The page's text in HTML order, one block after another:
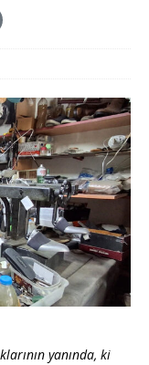
yanında, ki